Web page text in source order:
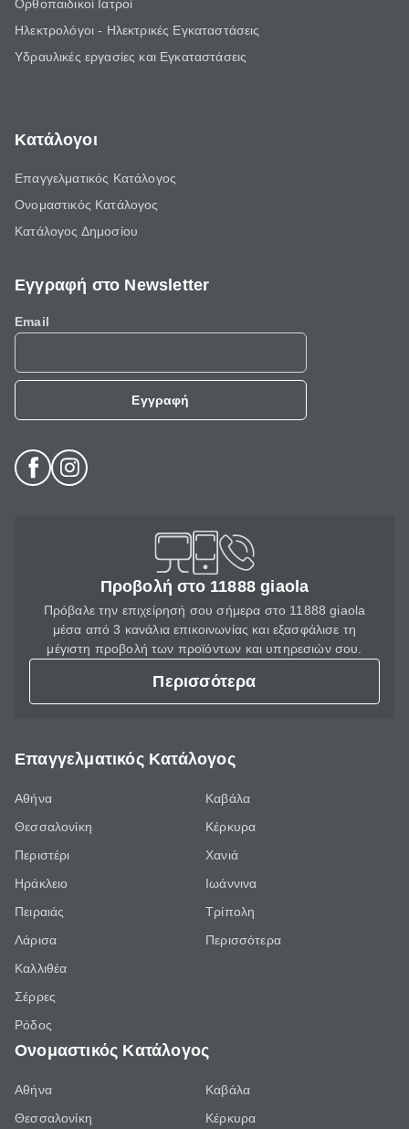
Ορθοπαιδικοί Ιατροί
Ηλεκτρολόγοι - Ηλεκτρικές Εγκαταστάσεις
Υδραυλικές εργασίες και Εγκαταστάσεις
Κατάλογοι
Επαγγελματικός Κατάλογος
Ονομαστικός Κατάλογος
Κατάλογος Δημοσίου
Εγγραφή στο Newsletter
Email
Εγγραφή
Προβολή στο 11888 giaola
Πρόβαλε την επιχείρησή σου σήμερα στο 11888 giaola
μέσα από 3 κανάλια επικοινωνίας και εξασφάλισε τη
μέγιστη προβολή των προϊόντων και υπηρεσιών σου.
Περισσότερα
Επαγγελματικός Κατάλογος
Αθήνα
Θεσσαλονίκη
Περιστέρι
Ηράκλειο
Πειραιάς
Λάρισα
Καλλιθέα
Σέρρες
Ρόδος
Καβάλα
Κέρκυρα
Χανιά
Ιωάννινα
Τρίπολη
Περισσότερα
Ονομαστικός Κατάλογος
Αθήνα
Θεσσαλονίκη
Καβάλα
Κέρκυρα